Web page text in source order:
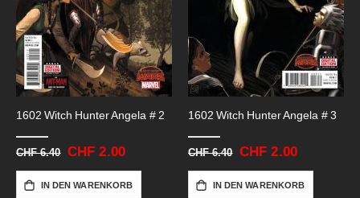
1602 Witch Hunter Angela # 2
CHF 6.40 Sonderangebot
CHF 2.00
IN DEN WARENKORB
1602 Witch Hunter Angela # 3
CHF 6.40 Sonderangebot
CHF 2.00
IN DEN WARENKORB